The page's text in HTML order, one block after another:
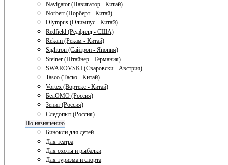
Navigator (Навигатор - Китай)
Norbert (Норберт - Китай)
Olympus (Олимпус - Китай)
Redfield (Редфилд - США)
Rekam (Рекам - Китай)
Sightron (Сайтрон - Япония)
Steiner (Штайнер - Германия)
SWAROVSKI (Сваровски - Австрия)
Tasco (Таско - Китай)
Vortex (Вортекс - Китай)
БелОМО (Россия)
Зенит (Россия)
Следопыт (Россия)
По назначению
Бинокли для детей
Для театра
Для охоты и рыбалки
Для туризма и спорта